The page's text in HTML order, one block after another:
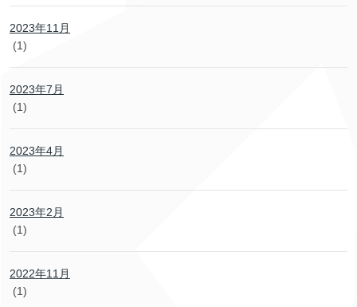
2023年11月
(1)
2023年7月
(1)
2023年4月
(1)
2023年2月
(1)
2022年11月
(1)